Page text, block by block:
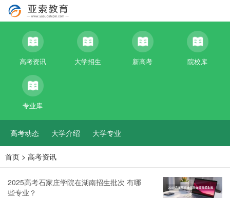
高考资讯 大学招生 新高考 院校库
专业库
高考动态 大学介绍 大学专业
首页 > 高考资讯
2025高考石家庄学院在湖南招生批次 有哪
些专业？